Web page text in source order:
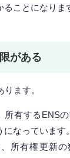
ことになりま
がある
ます。
所有するENS
なっています。
所有権更新の